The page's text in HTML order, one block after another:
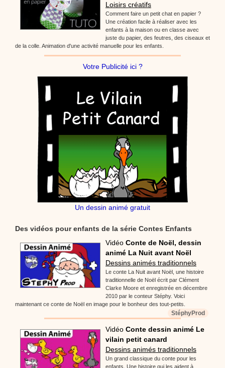
Loisirs créatifs
Comment faire un petit chat en papier ?
Une création facile à réaliser avec les
enfants à la maison ou en classe avec
juste du papier, des feutres, des ciseaux et
de la colle. Animation d'une activité manuelle pour les enfants.
Votre Publicité ici ?
Un dessin animé gratuit
Des vidéos pour enfants de la série Contes Enfants
Vidéo Conte de Noël, dessin
animé La Nuit avant Noël
Dessins animés traditionnels
Le conte La Nuit avant Noël, une histoire
traditionnelle de Noël écrit par Clément
Clarke Moore et enregistrée en décembre
2010 par le conteur Stéphy. Voici
maintenant ce conte de Noël en image pour le bonheur des tout-petits.
StéphyProd
Vidéo Conte dessin animé Le
vilain petit canard
Dessins animés traditionnels
Un grand classique du conte pour les
enfants. Une histoire qui les aident à